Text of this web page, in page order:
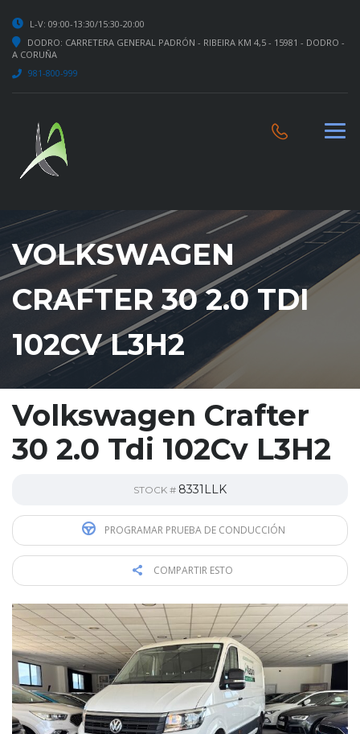
L-V: 09:00-13:30/15:30-20:00
DODRO: CARRETERA GENERAL PADRÓN - RIBEIRA KM 4,5 - 15981 - DODRO -
A CORUÑA
981-800-999
VOLKSWAGEN
CRAFTER 30 2.0 TDI
102CV L3H2
Volkswagen Crafter
30 2.0 Tdi 102Cv L3H2
STOCK # 8331LLK
PROGRAMAR PRUEBA DE CONDUCCIÓN
COMPARTIR ESTO